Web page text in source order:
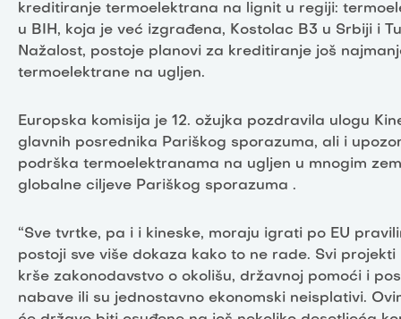
kreditiranje termoelektrana na lignit u regiji:
u BIH, koja je već izgrađena, Kostolac B3 u Srbiji i
Nažalost, postoje planovi za kreditiranje još
termoelektrane na ugljen.
Europska komisija je 12. ožujka pozdravila ulogu
glavnih posrednika Pariškog sporazuma, ali i
podrška termoelektranama na ugljen u mnogim
globalne ciljeve Pariškog sporazuma .
“Sve tvrtke, pa i i kineske, moraju igrati po EU
postoji sve više dokaza kako to ne rade. Svi
krše zakonodavstvo o okolišu, državnoj pomoći i
nabave ili su jednostavno ekonomski neisplativi.